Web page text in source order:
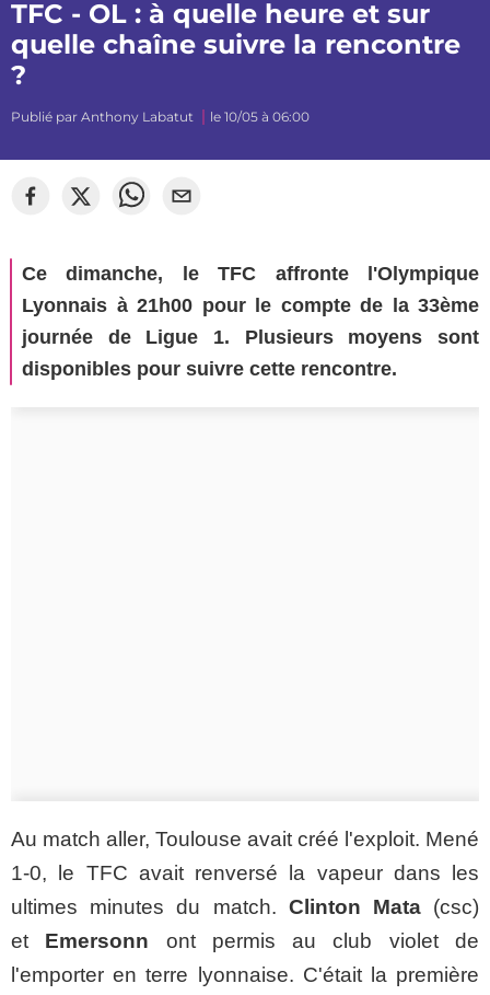
TFC - OL : à quelle heure et sur
quelle chaîne suivre la rencontre
?
Publié par Anthony Labatut le 10/05 à 06:00
Ce dimanche, le TFC affronte l'Olympique
Lyonnais à 21h00 pour le compte de la 33ème
journée de Ligue 1. Plusieurs moyens sont
disponibles pour suivre cette rencontre.
Au match aller, Toulouse avait créé l'exploit. Mené
1-0, le TFC avait renversé la vapeur dans les
ultimes minutes du match. Clinton Mata(csc)
et Emersonn ont permis au club violet de
l'emporter en terre lyonnaise. C'était la première